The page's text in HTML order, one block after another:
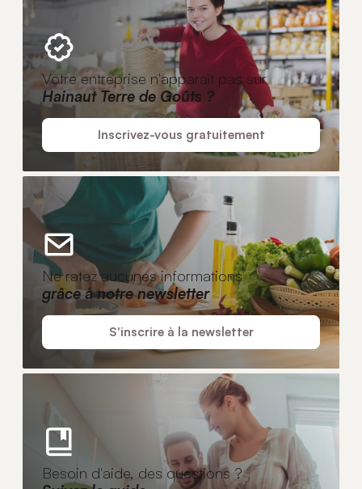
Votre entreprise n'apparaît pas sur
Hainaut Terre de Goûts ?
Inscrivez-vous gratuitement
Ne ratez aucunes informations
grâce à notre newsletter
S'inscrire à la newsletter
Besoin d'aide, des questions ?